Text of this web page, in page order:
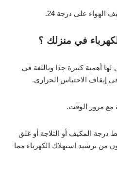
على درجة 24.
في منزلك ؟
لها أهمية كبيرة جدًا وباللغة في
في إيقاف الاحتباس الحراري.
مع مرور الوقت.
درجة المكيف أو الثلاجة أو غلق
من ترشيد استهلاك الكهرباء مما